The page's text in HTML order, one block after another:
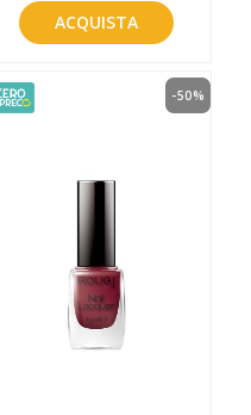
ACQUISTA
-50%